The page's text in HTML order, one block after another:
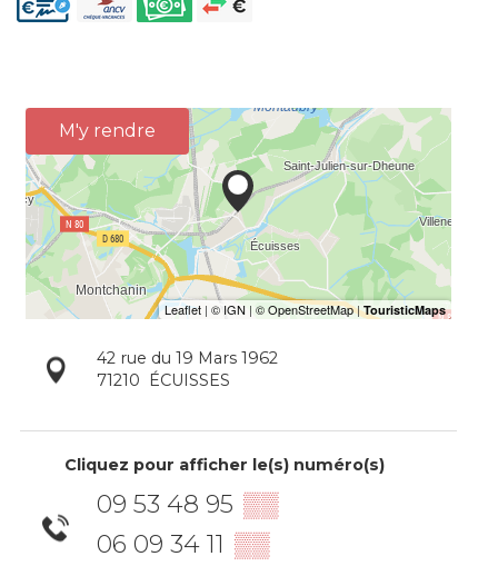
M'y rendre
42 rue du 19 Mars 1962
71210
ÉCUISSES
Cliquez pour afficher le(s) numéro(s)
09 53 48 95 ▒▒
06 09 34 11 ▒▒